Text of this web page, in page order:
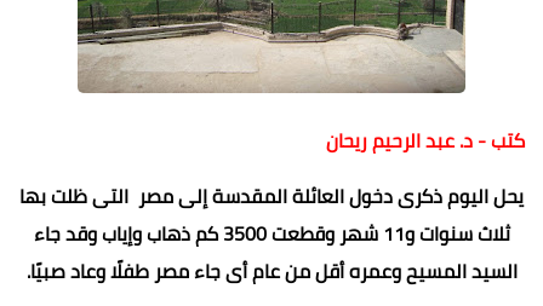
كتب - د. عبد الرحيم ريحان
يحل اليوم ذكرى دخول العائلة المقدسة إلى مصر التى ظلت بها
ثلاث سنوات و11 شهر وقطعت 3500 كم ذهاب وإياب وقد جاء
السيد المسيح وعمره أقل من عام أى جاء مصر طفلًا وعاد صبيًا.